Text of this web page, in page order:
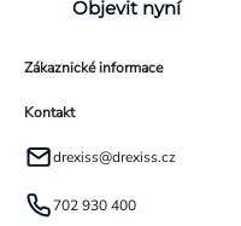
Objevit nyní
Zákaznické informace
Kontakt
drexiss@drexiss.cz
702 930 400